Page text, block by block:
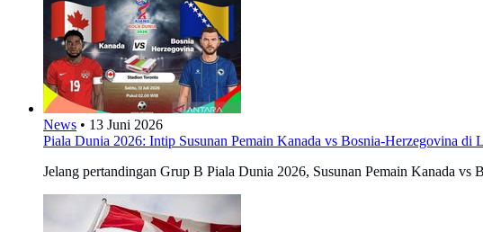
News • 13 Juni 2026
Piala Dunia 2026: Intip Susunan Pemain Kanada vs Bosnia-Herzegovina di
Jelang pertandingan Grup B Piala Dunia 2026, Susunan Pemain Kanada vs